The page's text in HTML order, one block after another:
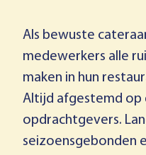
Als bewuste
medewerkers alle
maken in hun
Altijd afgestemd op
opdrachtgevers.
seizoensgebonden